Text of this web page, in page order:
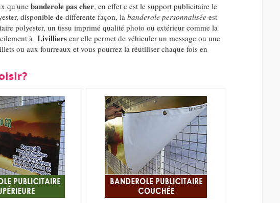
qu'une banderole pas cher, en effet c est le support publicitaire le
disponible de differente façon, la banderole personnalisée est
polyester, un tissu imprimé qualité photo ou extérieur comme la
à Livillierscar elle permet de véhiculer un message ou une
ou aux fourreaux et vous pourrez la réutiliser chaque fois en